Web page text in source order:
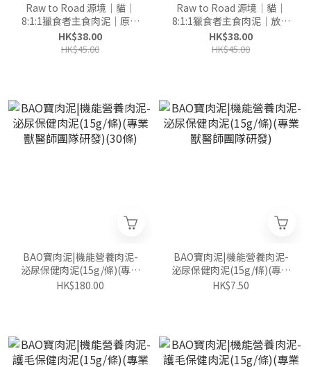
Raw to Road 源境｜貓｜
8:1:1獵食者主食肉泥｜原野
火雞
HK$38.00
HK$45.00
Raw to Road 源境｜貓｜
8:1:1獵食者主食肉泥｜放牧
雞肉
HK$38.00
HK$45.00
BAO寶肉泥|機能營養肉泥-
泌尿保健肉泥(15g/條)(專業
獸醫師團隊研發)(30條)
HK$180.00
BAO寶肉泥|機能營養肉泥-
泌尿保健肉泥(15g/條)(專業
獸醫師團隊研發)
HK$7.50